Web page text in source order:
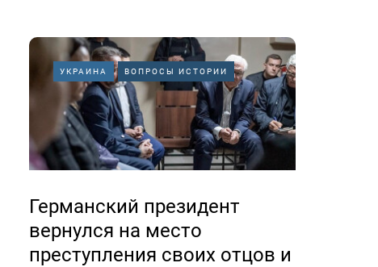
УКРАИНА ВОПРОСЫ ИСТОРИИ
Германский президент
вернулся на место
преступления своих отцов и